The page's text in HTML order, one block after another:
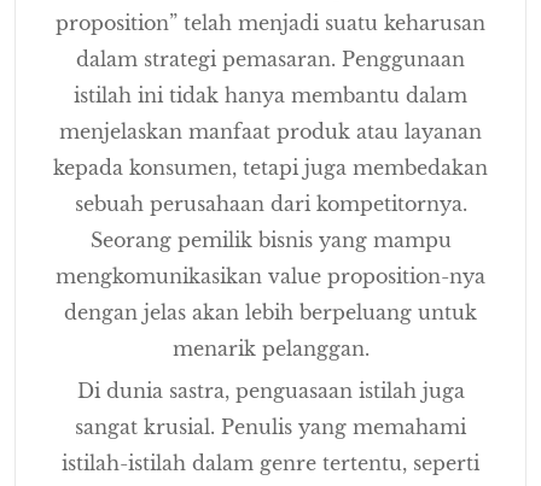
proposition” telah menjadi suatu keharusan
dalam strategi pemasaran. Penggunaan
istilah ini tidak hanya membantu dalam
menjelaskan manfaat produk atau layanan
kepada konsumen, tetapi juga membedakan
sebuah perusahaan dari kompetitornya.
Seorang pemilik bisnis yang mampu
mengkomunikasikan value proposition-nya
dengan jelas akan lebih berpeluang untuk
menarik pelanggan.
Di dunia sastra, penguasaan istilah juga
sangat krusial. Penulis yang memahami
istilah-istilah dalam genre tertentu, seperti